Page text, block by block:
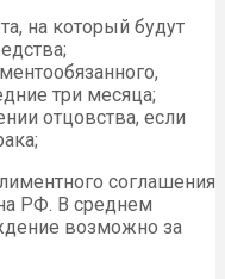
на который будут
три месяца;
отцовства, если
соглашения
РФ. В среднем
возможно за